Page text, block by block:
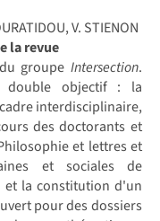
V. STIENON
la revue
groupe Intersection.
objectif : la
interdisciplinaire,
des doctorants et
et lettres et
et sociales de
et la constitution d'un
pour des dossiers